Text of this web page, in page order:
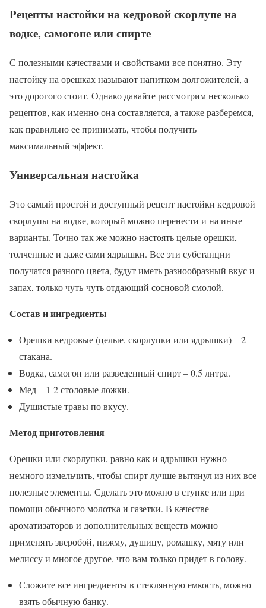
Рецепты настойки на кедровой скорлупе на
водке, самогоне или спирте
С полезными качествами и свойствами все понятно. Эту
настойку на орешках называют напитком долгожителей, а
это дорогого стоит. Однако давайте рассмотрим несколько
рецептов, как именно она составляется, а также разберемся,
как правильно ее принимать, чтобы получить
максимальный эффект.
Универсальная настойка
Это самый простой и доступный рецепт настойки кедровой
скорлупы на водке, который можно перенести и на иные
варианты. Точно так же можно настоять целые орешки,
толченные и даже сами ядрышки. Все эти субстанции
получатся разного цвета, будут иметь разнообразный вкус и
запах, только чуть-чуть отдающий сосновой смолой.
Состав и ингредиенты
Орешки кедровые (целые, скорлупки или ядрышки) – 2
стакана.
Водка, самогон или разведенный спирт – 0.5 литра.
Мед – 1-2 столовые ложки.
Душистые травы по вкусу.
Метод приготовления
Орешки или скорлупки, равно как и ядрышки нужно
немного измельчить, чтобы спирт лучше вытянул из них все
полезные элементы. Сделать это можно в ступке или при
помощи обычного молотка и газетки. В качестве
ароматизаторов и дополнительных веществ можно
применять зверобой, пижму, душицу, ромашку, мяту или
мелиссу и многое другое, что вам только придет в голову.
Сложите все ингредиенты в стеклянную емкость, можно
взять обычную банку.